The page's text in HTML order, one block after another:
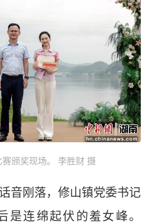
赛颁奖现场。 李胜财 摄
刚落，修山镇党委书记
是连绵起伏的羞女峰。